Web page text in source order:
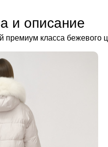
и описание
премиум класса бежевого